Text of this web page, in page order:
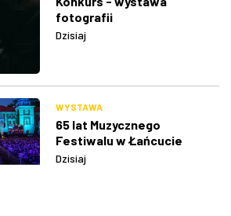
fotografii
Dzisiaj
WYSTAWA
65 lat Muzycznego
Festiwalu w Łańcucie
Dzisiaj